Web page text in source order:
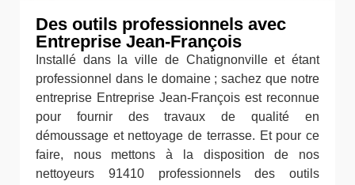
Des outils professionnels avec
Entreprise Jean-François
Installé dans la ville de Chatignonville et étant
professionnel dans le domaine ; sachez que notre
entreprise Entreprise Jean-François est reconnue
pour fournir des travaux de qualité en
démoussage et nettoyage de terrasse. Et pour ce
faire, nous mettons à la disposition de nos
nettoyeurs 91410 professionnels des outils